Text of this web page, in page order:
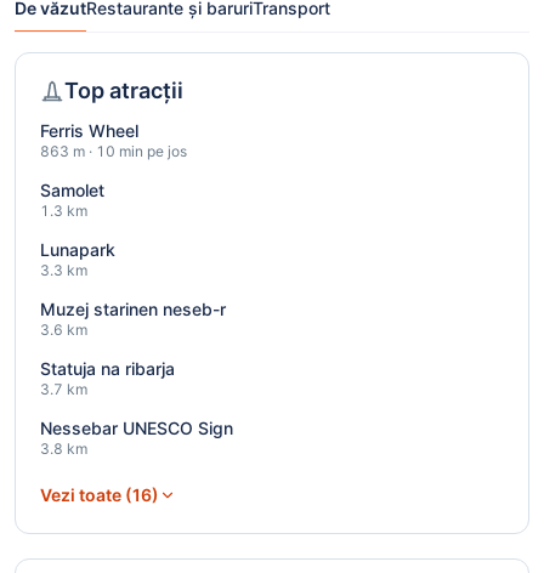
De văzutRestaurante și baruriTransport
Top atracții
Ferris Wheel
863 m · 10 min pe jos
Samolet
1.3 km
Lunapark
3.3 km
Muzej starinen neseb-r
3.6 km
Statuja na ribarja
3.7 km
Nessebar UNESCO Sign
3.8 km
Vezi toate (16)